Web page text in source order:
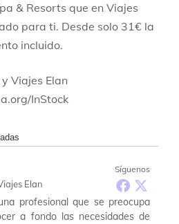
& Resorts que en Viajes
para ti. Desde solo 31€ la
incluido.
Viajes Elan
InStock
Síguenos
Elan
profesional que se preocupa
a fondo las necesidades de